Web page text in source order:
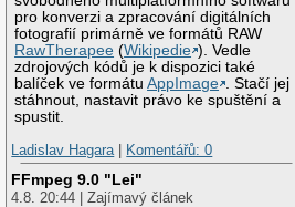
pro konverzi a zpracování digitálních
fotografií primárně ve formátů RAW
RawTherapee (Wikipedie ). Vedle
zdrojových kódů je k dispozici také
balíček ve formátuAppImage . Stačí jej
stáhnout, nastavit právo ke spuštění a
spustit.
Ladislav Hagara| Komentářů: 0
FFmpeg 9.0 "Lei"
4.8. 20:44 | Zajímavý článek